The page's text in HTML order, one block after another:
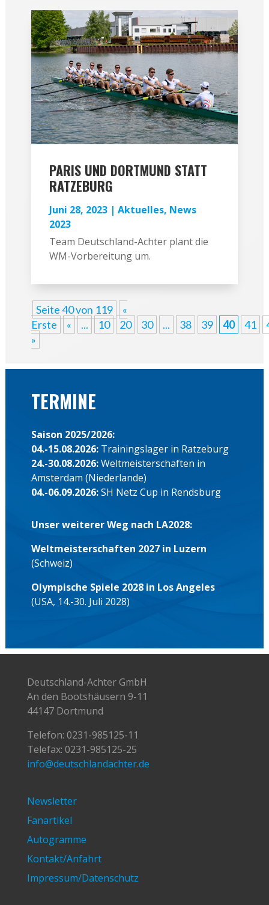
PARIS UND DORTMUND STATT
RATZEBURG
Juni 28, 2023| Aktuelles, News
2023
Team Deutschland-Achter plant die
WM-Vorbereitung um.
Seite 40 von 119
«
Erste
« ... 10 20 30 ... 38 39 40 41
»
TERMINE
Saison 2025/2026:
04.-15.08.2026: Trainingslager in Ratzeburg
24.-30.08.2026:Weltmeisterschaften in
Amsterdam (Niederlande)
04.-06.09.2026:SH Netz Cup in Rendsburg
Unser weiterer Weg nach LA2028:
Weltmeisterschaften 2027 in Luzern
(Schweiz)
Olympische Spiele 2028 in Los Angeles
(USA, 14.-30. Juli 2028)
Deutschland-Achter GmbH
An den Bootshäusern 9-11
44147 Dortmund
Telefon: 0231-985125-11
Telefax: 0231-985125-25
info@deutschlandachter.de
Newsletter
Fanartikel
Autogramme
Kontakt/Anfahrt
Impressum/Datenschutz